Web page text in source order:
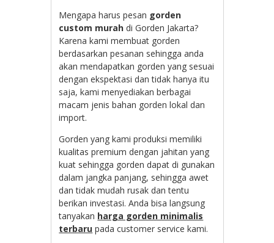
Mengapa haruspesan gorden
custom murah di Gorden Jakarta?
Karena kami membuat gorden
berdasarkan pesanan sehingga anda
akan mendapatkan gorden yang sesuai
dengan ekspektasi dan tidak hanya itu
saja, kami menyediakan berbagai
macam jenis bahan gorden lokal dan
import.
Gorden yang kami produksi memiliki
kualitas premium dengan jahitan yang
kuat sehingga gorden dapat di gunakan
dalam jangka panjang, sehingga awet
dan tidak mudah rusak dan tentu
berikan investasi. Anda bisa langsung
tanyakan harga gorden minimalis
terbaru pada customer service kami.